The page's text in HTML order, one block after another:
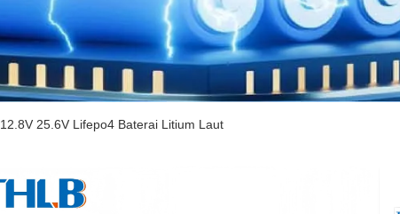
12.8V 25.6V Lifepo4 Baterai Litium Laut